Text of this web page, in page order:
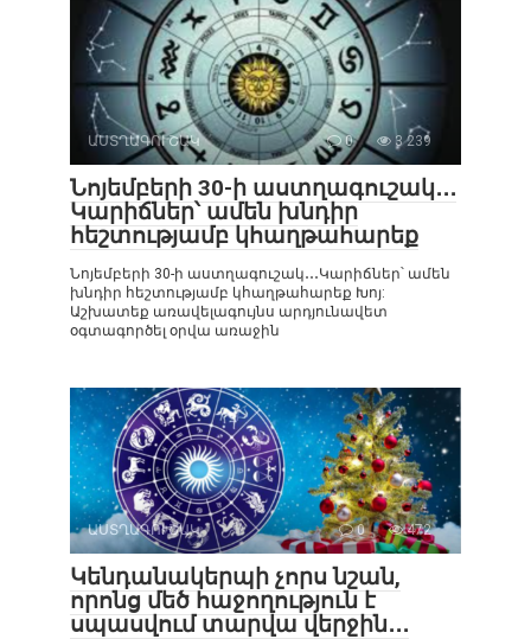
ԱՍՏՂԱԳՈՒՇԱԿ 0 3 239
Նոյեմբերի 30-ի աստղագուշակ․․․
Կարիճներ՝ ամեն խնդիր
հեշտությամբ կհաղթահարեք
Նոյեմբերի 30-ի աստղագուշակ․․․Կարիճներ՝ ամեն
խնդիր հեշտությամբ կհաղթահարեք Խոյ:
Աշխատեք առավելագույնս արդյունավետ
օգտագործել օրվա առաջին
ԱՍՏՂԱԳՈՒՇԱԿ 0 472
Կենդանակերպի չորս նշան,
որոնց մեծ հաջողություն է
սպասվում տարվա վերջին․․․